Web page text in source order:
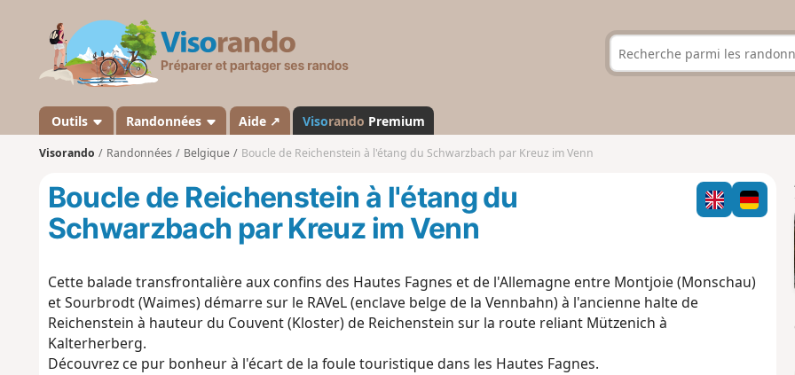
s
a
n
d
Outils Randonnées Aide ↗ Visorando Premium
Visorando Randonnées Belgique Boucle de Reichenstein à l'étang du Schwarzbach par Kreuz im Venn
Boucle de Reichenstein à l'étang du
Schwarzbach par Kreuz im Venn
Cette balade transfrontalière aux confins des Hautes Fagnes et de l'Allemagne entre Montjoie (Monschau)
et Sourbrodt (Waimes) démarre sur le RAVeL (enclave belge de la Vennbahn) à l'ancienne halte de
Reichenstein à hauteur du Couvent (Kloster) de Reichenstein sur la route reliant Mützenich à
Kalterherberg.
Découvrez ce pur bonheur à l'écart de la foule touristique dans les Hautes Fagnes.